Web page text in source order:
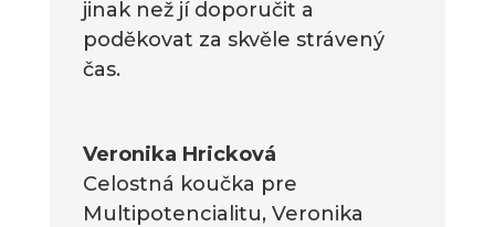
jinak než jí doporučit a
poděkovat za skvěle strávený
čas.
Veronika Hricková
Celostná koučka pre
Multipotencialitu, Veronika